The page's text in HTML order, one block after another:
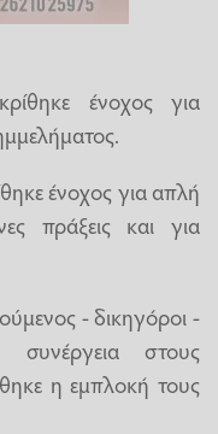
ένοχος για
ένοχος για απλή
πράξεις και για
- δικηγόροι -
στους
η εμπλοκή τους